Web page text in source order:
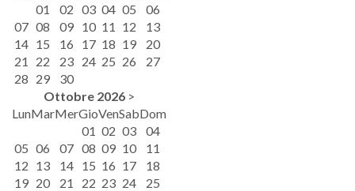
01
02 03 04 05
06
07 08 09 10 11 12
13
14 15 16 17 18 19
20
21
22 23 24 25 26
27
28 29
30
Ottobre 2026 >
LunMarMerGioVenSabDom
01 02 03
04
05 06 07 08 09 10
11
12 13 14 15 16 17
18
19 20 21 22 23 24
25